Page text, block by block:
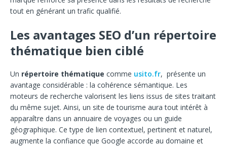
tout en générant un trafic qualifié.
Les avantages SEO d’un répertoire
thématique bien ciblé
Un répertoire thématique comme usito.fr, présente un
avantage considérable : la cohérence sémantique. Les
moteurs de recherche valorisent les liens issus de sites traitant
du même sujet. Ainsi, un site de tourisme aura tout intérêt à
apparaître dans un annuaire de voyages ou un guide
géographique. Ce type de lien contextuel, pertinent et naturel,
augmente la confiance que Google accorde au domaine et